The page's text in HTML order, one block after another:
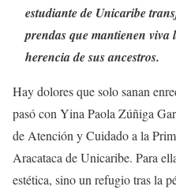
estudiante de Unicaribe
prendas que mantienen viva
herencia de sus ancestros.
​Hay dolores que solo sanan
pasó con Yina Paola Zúñiga
de Atención y Cuidado a la
Aracataca de Unicaribe. Para
estética, sino un refugio tras la